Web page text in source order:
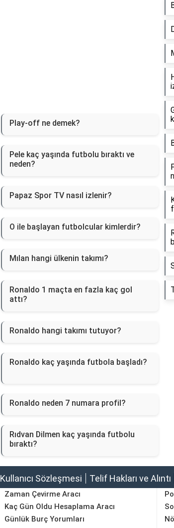
Play-off ne demek?
Pele kaç yaşında futbolu bıraktı ve
neden?
Papaz Spor TV nasıl izlenir?
O ile başlayan futbolcular kimlerdir?
Mılan hangi ülkenin takımı?
Ronaldo 1 maçta en fazla kaç gol
attı?
Ronaldo hangi takımı tutuyor?
Ronaldo kaç yaşında futbola başladı?
Ronaldo neden 7 numara profil?
Rıdvan Dilmen kaç yaşında futbolu
bıraktı?
Kullanıcı Sözleşmesi Telif Hakları ve Alıntı
Zaman Çevirme Aracı
Kaç Gün Oldu Hesaplama Aracı
Günlük Burç Yorumları